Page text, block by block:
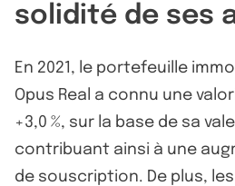
solidité de ses
En 2021, le portefeuille
Opus Real a connu une
+3,0 %, sur la base de sa
contribuant ainsi à une
de souscription. De plus,